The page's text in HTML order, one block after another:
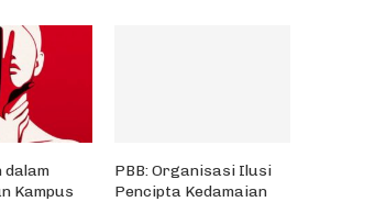
dalam
Kampus
PBB: Organisasi Ilusi
Pencipta Kedamaian